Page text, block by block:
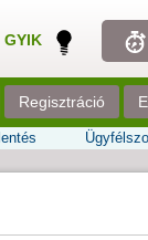
GYIK
Regisztráció